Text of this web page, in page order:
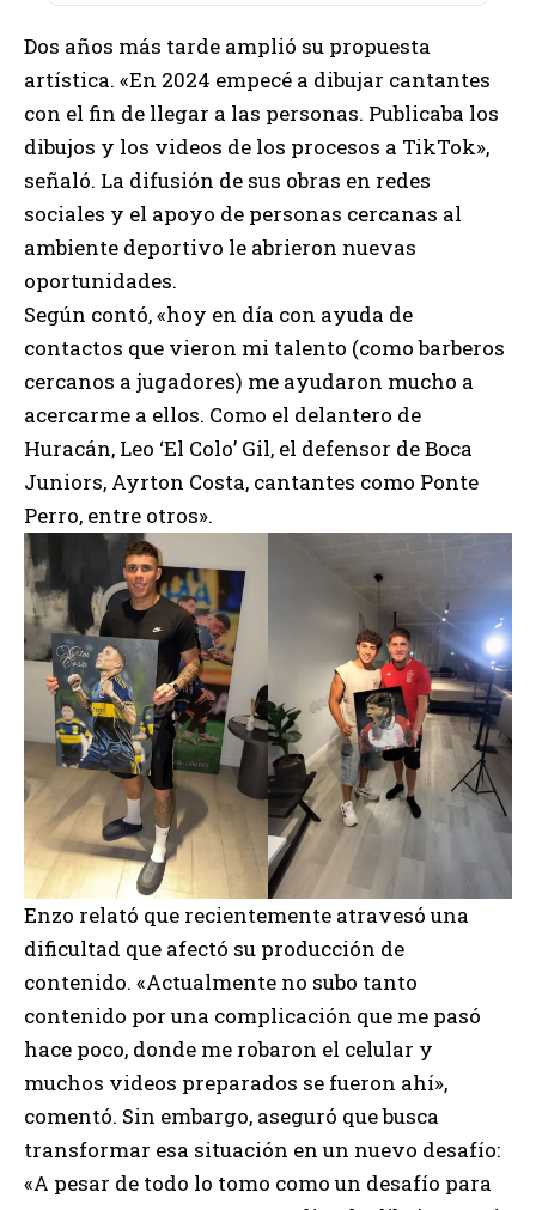
Dos años más tarde amplió su propuesta
artística. «En 2024 empecé a dibujar cantantes
con el fin de llegar a las personas. Publicaba los
dibujos y los videos de los procesos a TikTok»,
señaló. La difusión de sus obras en redes
sociales y el apoyo de personas cercanas al
ambiente deportivo le abrieron nuevas
oportunidades.
Según contó, «hoy en día con ayuda de
contactos que vieron mi talento (como barberos
cercanos a jugadores) me ayudaron mucho a
acercarme a ellos. Como el delantero de
Huracán, Leo ‘El Colo’ Gil, el defensor de Boca
Juniors, Ayrton Costa, cantantes como Ponte
Perro, entre otros».
Enzo relató que recientemente atravesó una
dificultad que afectó su producción de
contenido. «Actualmente no subo tanto
contenido por una complicación que me pasó
hace poco, donde me robaron el celular y
muchos videos preparados se fueron ahí»,
comentó. Sin embargo, aseguró que busca
transformar esa situación en un nuevo desafío:
«A pesar de todo lo tomo como un desafío para